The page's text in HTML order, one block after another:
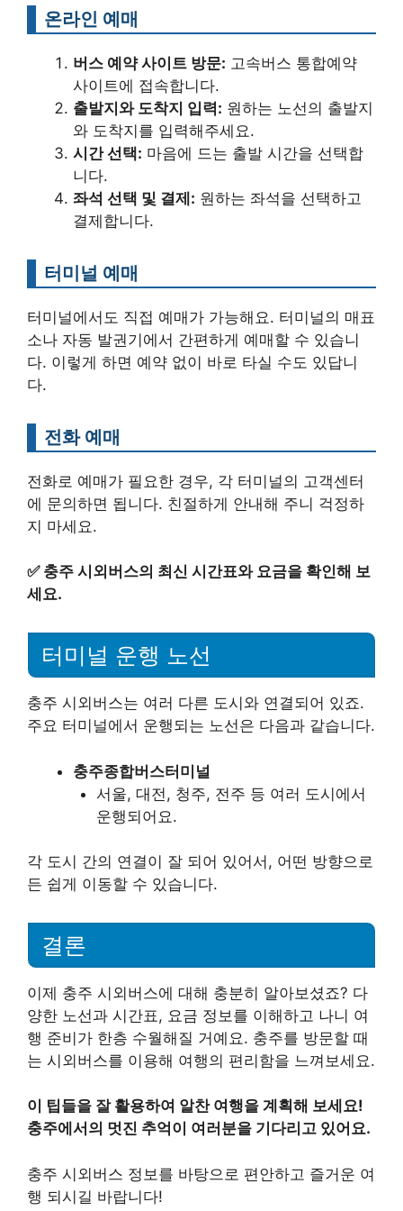
온라인 예매
버스 예약 사이트 방문: 고속버스 통합예약
사이트에 접속합니다.
출발지와 도착지 입력: 원하는 노선의 출발지
와 도착지를 입력해주세요.
시간 선택: 마음에 드는 출발 시간을 선택합
니다.
좌석 선택 및 결제: 원하는 좌석을 선택하고
결제합니다.
터미널 예매
터미널에서도 직접 예매가 가능해요. 터미널의 매표
소나 자동 발권기에서 간편하게 예매할 수 있습니
다. 이렇게 하면 예약 없이 바로 타실 수도 있답니
다.
전화 예매
전화로 예매가 필요한 경우, 각 터미널의 고객센터
에 문의하면 됩니다. 친절하게 안내해 주니 걱정하
지 마세요.
✅ 충주 시외버스의 최신 시간표와 요금을 확인해 보
세요.
터미널 운행 노선
충주 시외버스는 여러 다른 도시와 연결되어 있죠.
주요 터미널에서 운행되는 노선은 다음과 같습니다.
충주종합버스터미널
서울, 대전, 청주, 전주 등 여러 도시에서
운행되어요.
각 도시 간의 연결이 잘 되어 있어서, 어떤 방향으로
든 쉽게 이동할 수 있습니다.
결론
이제 충주 시외버스에 대해 충분히 알아보셨죠? 다
양한 노선과 시간표, 요금 정보를 이해하고 나니 여
행 준비가 한층 수월해질 거예요. 충주를 방문할 때
는 시외버스를 이용해 여행의 편리함을 느껴보세요.
이 팁들을 잘 활용하여 알찬 여행을 계획해 보세요!
충주에서의 멋진 추억이 여러분을 기다리고 있어요.
충주 시외버스 정보를 바탕으로 편안하고 즐거운 여
행 되시길 바랍니다!